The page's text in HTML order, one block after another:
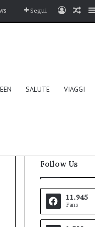
Segui Accedi
Un
SALUTE VIAGGI
Follow Us
11.945
Fans